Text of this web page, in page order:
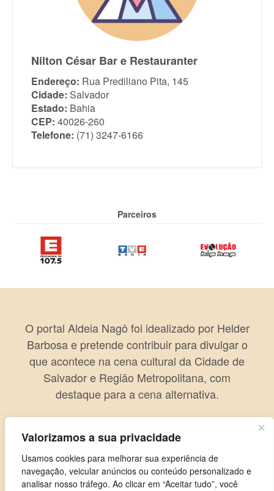
Valorizamos a sua privacidade
Usamos cookies para melhorar sua experiência de
navegação, veicular anúncios ou conteúdo personalizado e
analisar nosso tráfego. Ao clicar em “Aceitar tudo”, você
Nilton César Bar e Restauranter
Endereço: Rua Prediliano Pita, 145
Cidade: Salvador
Estado: Bahia
CEP: 40026-260
Telefone: (71) 3247-6166
Parceiros
O portal Aldeia Nagô foi idealizado por Helder
Barbosa e pretende contribuir para divulgar o
que acontece na cena cultural da Cidade de
Salvador e Região Metropolitana, com
destaque para a cena alternativa.